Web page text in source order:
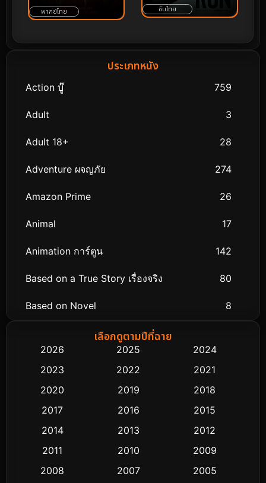
พากย์ไทย ซับไทย
ประเภทหนัง
Action บู๊ 759
Adult 3
Adult 18+ 28
Adventure ผจญภัย 274
Amazon Prime 26
Animal 17
Animation การ์ตูน 142
Based on a True Story เรื่องจริง 80
Based on Novel 8
Biography ชีวิตจริง
Classic หนังคลาสสิก
Comedy ตลก 445
Crime อาชญากรรม 518
เลือกดูตามปีที่ฉาย
2026 2025
2024
2023
2022
2021
2020
2019
2018
2017
2016
2015
2014
2013
2012
2011
2010
2009
2008
2007
2005